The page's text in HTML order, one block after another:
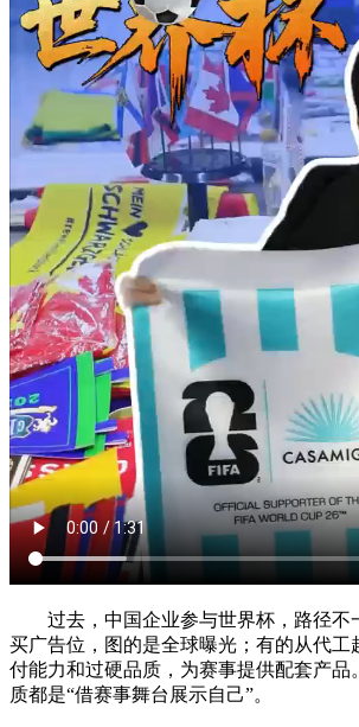
过去，中国企业参与世界杯，路径不
买广告位，图的是全球曝光；有的从代工
付能力和过硬品质，为赛事提供配套产品
质都是“借赛事舞台展示自己”。